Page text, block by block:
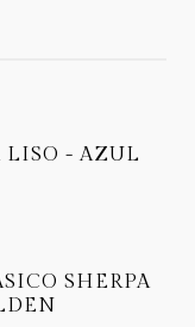
LISO - AZUL
SHERPA